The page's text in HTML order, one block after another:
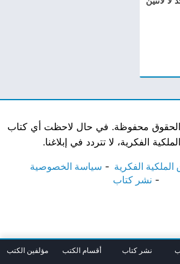
محفوظة. في حال لاحظت أي كتاب
الفكرية، لا تتردد في إبلاغنا.
الفكرية
سياسة الخصوصية
نشر كتاب
نشر كتاب أقسام الكتب مؤلفين الكتب